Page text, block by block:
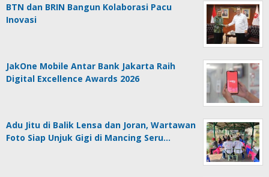
BTN dan BRIN Bangun Kolaborasi Pacu
Inovasi
JakOne Mobile Antar Bank Jakarta Raih
Digital Excellence Awards 2026
Adu Jitu di Balik Lensa dan Joran, Wartawan
Foto Siap Unjuk Gigi di Mancing Seru…